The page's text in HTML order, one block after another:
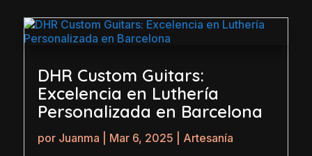
DHR Custom Guitars:
Excelencia en Luthería
Personalizada en Barcelona
por Juanma Mar 6, 2025 Artesanía